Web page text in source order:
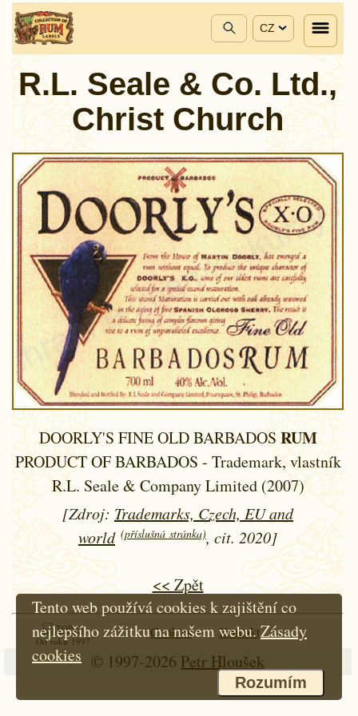
CZ
R.L. Seale & Co. Ltd.,
Christ Church
DOORLY'S FINE OLD BARBADOS RUM
PRODUCT OF BARBADOS - Trademark, vlastník
R.L. Seale & Company Limited (2007)
[Zdroj: Trademarks, Czech, EU and
world (příslušná stránka), cit. 2020]
<< Zpět
Od roku 1997
Cookies Kontakt
© 1997-2026 Petr Hloušek
Tento web používá cookies k zajištění co
nejlepšího zážitku na našem webu.Zásady
cookies
Rozumím